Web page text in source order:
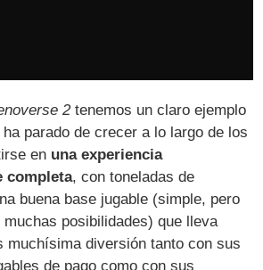
2tenemos un claro ejemplo
parado de crecer a lo largo de los
en una experiencia
completa, con toneladas de
buena base jugable (simple, pero
posibilidades) que lleva
muchísima diversión tanto con sus
de pago como con sus